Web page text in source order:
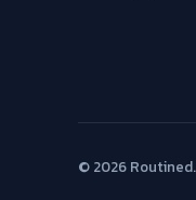
© 2026